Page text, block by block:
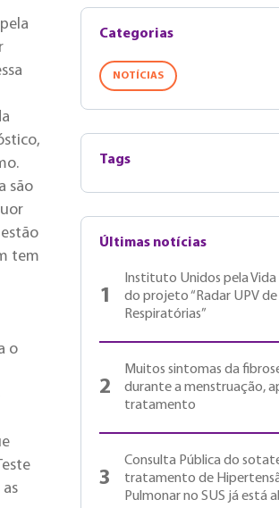
são
tem
o
Categorias
NOTÍCIAS
Tags
Últimas notícias
1
Instituto Unidos pela
do projeto “Radar UPV
Respiratórias”
2
Muitos sintomas da
durante a menstruação,
tratamento
3
Consulta Pública do
tratamento de
Pulmonar no SUS já está